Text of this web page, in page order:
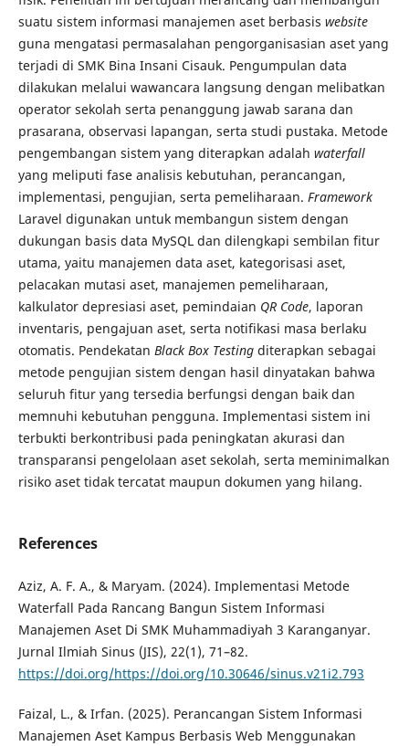
suatu sistem informasi manajemen aset berbasis website
guna mengatasi permasalahan pengorganisasian aset yang
terjadi di SMK Bina Insani Cisauk. Pengumpulan data
dilakukan melalui wawancara langsung dengan melibatkan
operator sekolah serta penanggung jawab sarana dan
prasarana, observasi lapangan, serta studi pustaka. Metode
pengembangan sistem yang diterapkan adalah waterfall
yang meliputi fase analisis kebutuhan, perancangan,
implementasi, pengujian, serta pemeliharaan. Framework
Laravel digunakan untuk membangun sistem dengan
dukungan basis data MySQL dan dilengkapi sembilan fitur
utama, yaitu manajemen data aset, kategorisasi aset,
pelacakan mutasi aset, manajemen pemeliharaan,
kalkulator depresiasi aset, pemindaian QR Code, laporan
inventaris, pengajuan aset, serta notifikasi masa berlaku
otomatis. Pendekatan Black Box Testingditerapkan sebagai
metode pengujian sistem dengan hasil dinyatakan bahwa
seluruh fitur yang tersedia berfungsi dengan baik dan
memnuhi kebutuhan pengguna. Implementasi sistem ini
terbukti berkontribusi pada peningkatan akurasi dan
transparansi pengelolaan aset sekolah, serta meminimalkan
risiko aset tidak tercatat maupun dokumen yang hilang.
References
Aziz, A. F. A., & Maryam. (2024). Implementasi Metode
Waterfall Pada Rancang Bangun Sistem Informasi
Manajemen Aset Di SMK Muhammadiyah 3 Karanganyar.
Jurnal Ilmiah Sinus (JIS), 22(1), 71–82.
https://doi.org/https://doi.org/10.30646/sinus.v21i2.793
Faizal, L., & Irfan. (2025). Perancangan Sistem Informasi
Manajemen Aset Kampus Berbasis Web Menggunakan